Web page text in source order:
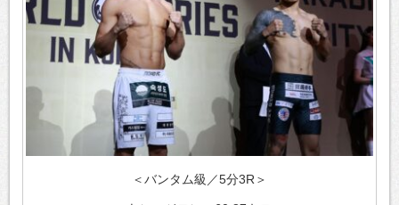
＜バンタム級／5分3R＞